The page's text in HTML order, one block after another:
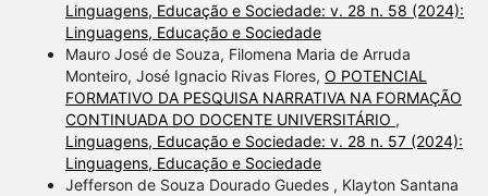
Linguagens, Educação e Sociedade: v. 28 n. 58 (2024):
Linguagens, Educação e Sociedade
Mauro José de Souza, Filomena Maria de Arruda
Monteiro, José Ignacio Rivas Flores, O POTENCIAL
FORMATIVO DA PESQUISA NARRATIVA NA FORMAÇÃO
CONTINUADA DO DOCENTE UNIVERSITÁRIO ,
Linguagens, Educação e Sociedade: v. 28 n. 57 (2024):
Linguagens, Educação e Sociedade
Jefferson de Souza Dourado Guedes , Klayton Santana